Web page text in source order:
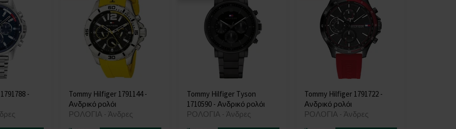
-
Tommy Hilfiger 1791144 -
Ανδρικό ρολόι
ΡΟΛΟΓΙΑ - Άνδρες
Tommy Hilfiger Tyson
1710590 - Ανδρικό ρολόι
ΡΟΛΟΓΙΑ - Άνδρες
Tommy Hilfiger 1791722 -
Ανδρικό ρολόι
ΡΟΛΟΓΙΑ - Άνδρες